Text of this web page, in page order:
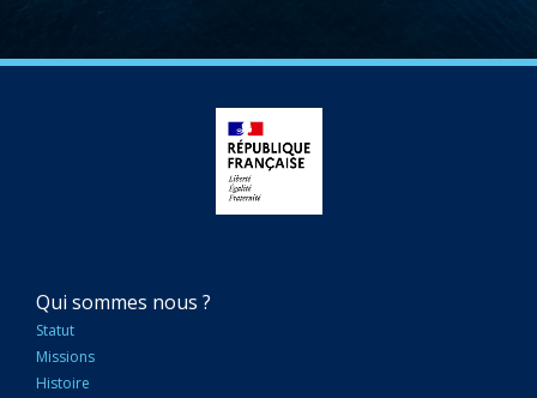
NAVIGATION
PRINCIPALE
Qui sommes nous ?
Statut
Missions
Histoire